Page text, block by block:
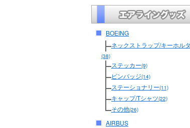
BOEING
ネックストラップ/キーホル
(38)
ステッカー(9)
ピンバッジ(14)
ステーショナリー(11)
キャップ/Tシャツ(22)
その他(26)
AIRBUS